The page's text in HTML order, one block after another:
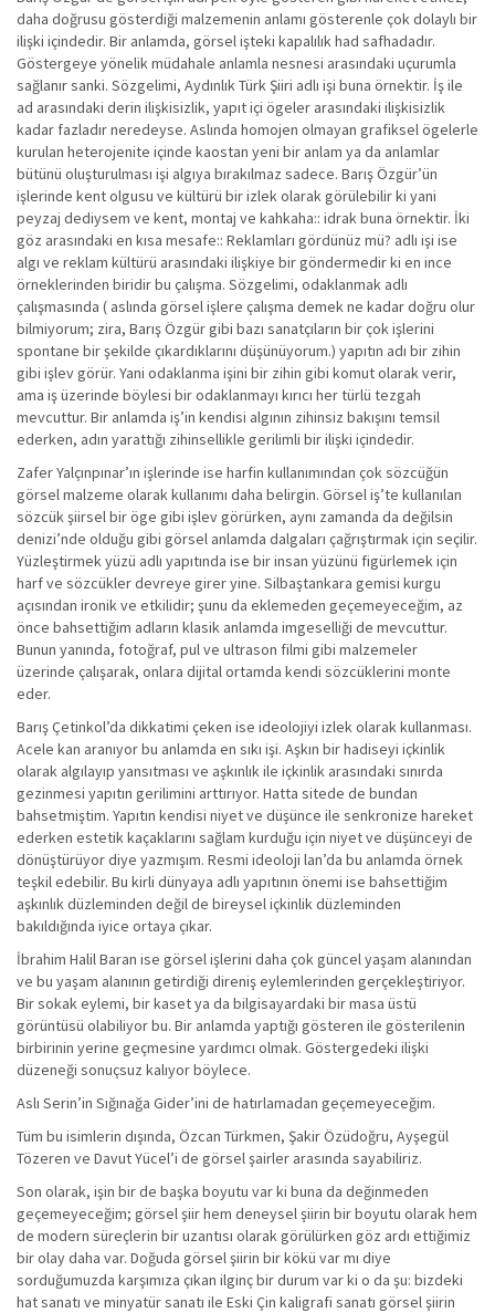
daha doğrusu gösterdiği malzemenin anlamı gösterenle çok dolaylı bir
ilişki içindedir. Bir anlamda, görsel işteki kapalılık had safhadadır.
Göstergeye yönelik müdahale anlamla nesnesi arasındaki uçurumla
sağlanır sanki. Sözgelimi, Aydınlık Türk Şiiri adlı işi buna örnektir. İş ile
ad arasındaki derin ilişkisizlik, yapıt içi ögeler arasındaki ilişkisizlik
kadar fazladır neredeyse. Aslında homojen olmayan grafiksel ögelerle
kurulan heterojenite içinde kaostan yeni bir anlam ya da anlamlar
bütünü oluşturulması işi algıya bırakılmaz sadece. Barış Özgür’ün
işlerinde kent olgusu ve kültürü bir izlek olarak görülebilir ki yani
peyzaj dediysem ve kent, montaj ve kahkaha:: idrak buna örnektir. İki
göz arasındaki en kısa mesafe:: Reklamları gördünüz mü? adlı işi ise
algı ve reklam kültürü arasındaki ilişkiye bir göndermedir ki en ince
örneklerinden biridir bu çalışma. Sözgelimi, odaklanmak adlı
çalışmasında ( aslında görsel işlere çalışma demek ne kadar doğru olur
bilmiyorum; zira, Barış Özgür gibi bazı sanatçıların bir çok işlerini
spontane bir şekilde çıkardıklarını düşünüyorum.) yapıtın adı bir zihin
gibi işlev görür. Yani odaklanma işini bir zihin gibi komut olarak verir,
ama iş üzerinde böylesi bir odaklanmayı kırıcı her türlü tezgah
mevcuttur. Bir anlamda iş’in kendisi algının zihinsiz bakışını temsil
ederken, adın yarattığı zihinsellikle gerilimli bir ilişki içindedir.
Zafer Yalçınpınar’ın işlerinde ise harfin kullanımından çok sözcüğün
görsel malzeme olarak kullanımı daha belirgin. Görsel iş’te kullanılan
sözcük şiirsel bir öge gibi işlev görürken, aynı zamanda da değilsin
denizi’nde olduğu gibi görsel anlamda dalgaları çağrıştırmak için seçilir.
Yüzleştirmek yüzü adlı yapıtında ise bir insan yüzünü figürlemek için
harf ve sözcükler devreye girer yine. Silbaştankara gemisi kurgu
açısından ironik ve etkilidir; şunu da eklemeden geçemeyeceğim, az
önce bahsettiğim adların klasik anlamda imgeselliği de mevcuttur.
Bunun yanında, fotoğraf, pul ve ultrason filmi gibi malzemeler
üzerinde çalışarak, onlara dijital ortamda kendi sözcüklerini monte
eder.
Barış Çetinkol’da dikkatimi çeken ise ideolojiyi izlek olarak kullanması.
Acele kan aranıyor bu anlamda en sıkı işi. Aşkın bir hadiseyi içkinlik
olarak algılayıp yansıtması ve aşkınlık ile içkinlik arasındaki sınırda
gezinmesi yapıtın gerilimini arttırıyor. Hatta sitede de bundan
bahsetmiştim. Yapıtın kendisi niyet ve düşünce ile senkronize hareket
ederken estetik kaçaklarını sağlam kurduğu için niyet ve düşünceyi de
dönüştürüyor diye yazmışım. Resmi ideoloji lan’da bu anlamda örnek
teşkil edebilir. Bu kirli dünyaya adlı yapıtının önemi ise bahsettiğim
aşkınlık düzleminden değil de bireysel içkinlik düzleminden
bakıldığında iyice ortaya çıkar.
İbrahim Halil Baran ise görsel işlerini daha çok güncel yaşam alanından
ve bu yaşam alanının getirdiği direniş eylemlerinden gerçekleştiriyor.
Bir sokak eylemi, bir kaset ya da bilgisayardaki bir masa üstü
görüntüsü olabiliyor bu. Bir anlamda yaptığı gösteren ile gösterilenin
birbirinin yerine geçmesine yardımcı olmak. Göstergedeki ilişki
düzeneği sonuçsuz kalıyor böylece.
Aslı Serin’in Sığınağa Gider’ini de hatırlamadan geçemeyeceğim.
Tüm bu isimlerin dışında, Özcan Türkmen, Şakir Özüdoğru, Ayşegül
Tözeren ve Davut Yücel’i de görsel şairler arasında sayabiliriz.
Son olarak, işin bir de başka boyutu var ki buna da değinmeden
geçemeyeceğim; görsel şiir hem deneysel şiirin bir boyutu olarak hem
de modern süreçlerin bir uzantısı olarak görülürken göz ardı ettiğimiz
bir olay daha var. Doğuda görsel şiirin bir kökü var mı diye
sorduğumuzda karşımıza çıkan ilginç bir durum var ki o da şu: bizdeki
hat sanatı ve minyatür sanatı ile Eski Çin kaligrafi sanatı görsel şiirin